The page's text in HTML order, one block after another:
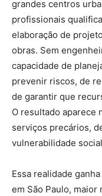
grandes centros
profissionais
elaboração de
obras. Sem
capacidade de
prevenir riscos, de
de garantir que
O resultado aparece
serviços precários,
vulnerabilidade
Essa realidade
em São Paulo,